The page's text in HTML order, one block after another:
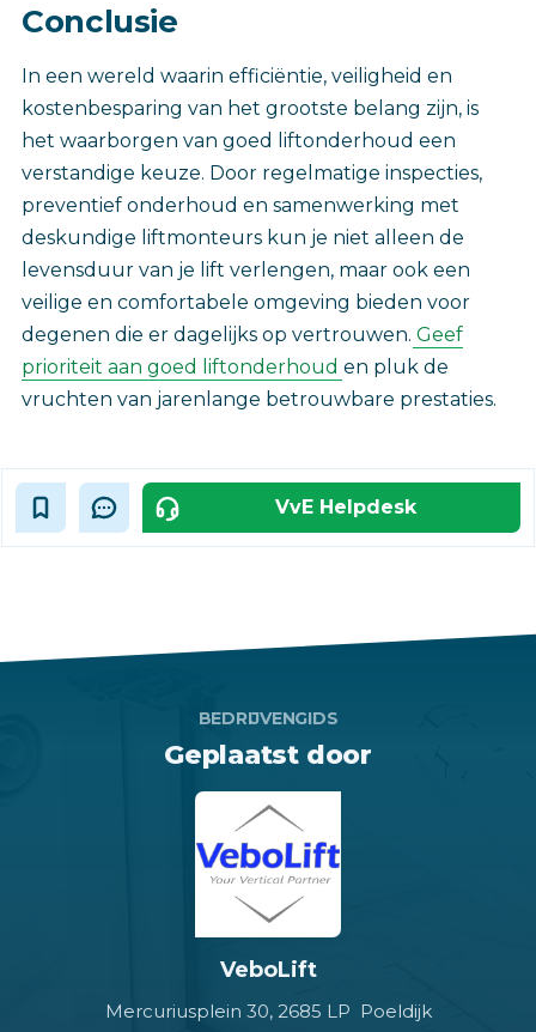
Conclusie
In een wereld waarin efficiëntie, veiligheid en
kostenbesparing van het grootste belang zijn, is
het waarborgen van goed liftonderhoud een
verstandige keuze. Door regelmatige inspecties,
preventief onderhoud en samenwerking met
deskundige liftmonteurs kun je niet alleen de
levensduur van je lift verlengen, maar ook een
veilige en comfortabele omgeving bieden voor
degenen die er dagelijks op vertrouwen. Geef
prioriteit aan goed liftonderhoud en pluk de
vruchten van jarenlange betrouwbare prestaties.
VvE Helpdesk
BEDRIJVENGIDS
Geplaatst door
VeboLift
Mercuriusplein 30, 2685 LP Poeldijk